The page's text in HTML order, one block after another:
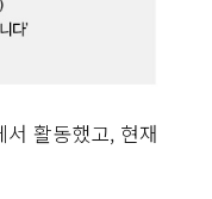
활동했고, 현재